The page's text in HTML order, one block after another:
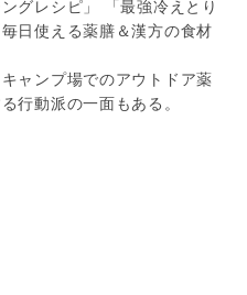
グレシピ」 「最強冷えとり
日使える薬膳＆漢方の食材
ャンプ場でのアウトドア薬
行動派の一面もある。